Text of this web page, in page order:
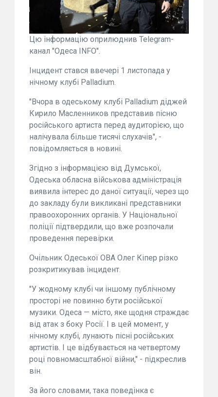
Цю інформацію оприлюднив Telegram-
канал "Одеса INFO".
Інцидент стався ввечері 1 листопада у
нічному клубі Palladium.
"Вчора в одеському клубі Palladium діджей
Кирило Масленников представив пісню
російського артиста перед аудиторією, що
налічувала більше тисячі слухачів", -
повідомляється в новині.
Згідно з інформацією від Думської,
Одеська обласна військова адміністрація
виявила інтерес до даної ситуації, через що
до закладу були викликані представники
правоохоронних органів. У Національної
поліції підтвердили, що вже розпочали
проведення перевірки.
Очільник Одеської ОВА Олег Кіпер різко
розкритикував інцидент.
"У жодному клубі чи іншому публічному
просторі не повинно бути російської
музики. Одеса — місто, яке щодня страждає
від атак з боку Росії. І в цей момент, у
нічному клубі, лунають пісні російських
артистів. І це відбувається на четвертому
році повномасштабної війни," - підкреслив
він.
За його словами, така поведінка є